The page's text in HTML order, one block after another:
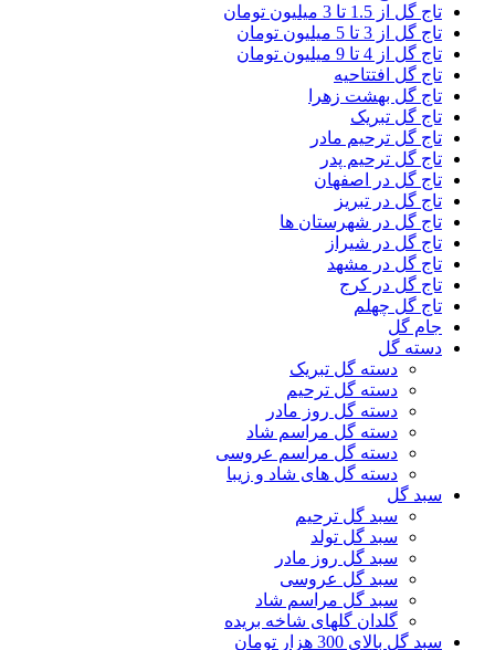
1.5 تا 3 میلیون تومان
از 3 تا 5 میلیون تومان
از 4 تا 9 میلیون تومان
گل افتتاحیه
گل بهشت زهرا
گل تبریک
گل ترحیم مادر
گل ترحیم پدر
گل در اصفهان
گل در تبریز
گل در شهرستان ها
گل در شیراز
گل در مشهد
گل در کرج
گل چهلم
گل
گل
دسته گل تبریک
دسته گل ترحیم
دسته گل روز مادر
دسته گل مراسم شاد
دسته گل مراسم عروسی
دسته گل های شاد و زیبا
گل
سبد گل ترحیم
سبد گل تولد
سبد گل روز مادر
سبد گل عروسی
سبد گل مراسم شاد
گلدان گلهای شاخه بریده
بالای 300 هزار تومان